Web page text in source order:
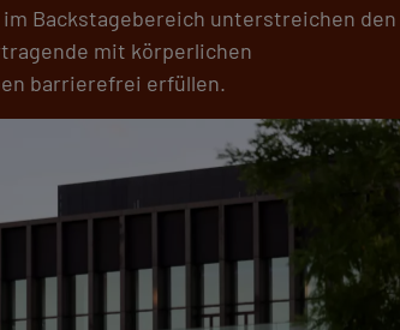
Backstagebereich unterstreichen den
mit körperlichen
barrierefrei erfüllen.